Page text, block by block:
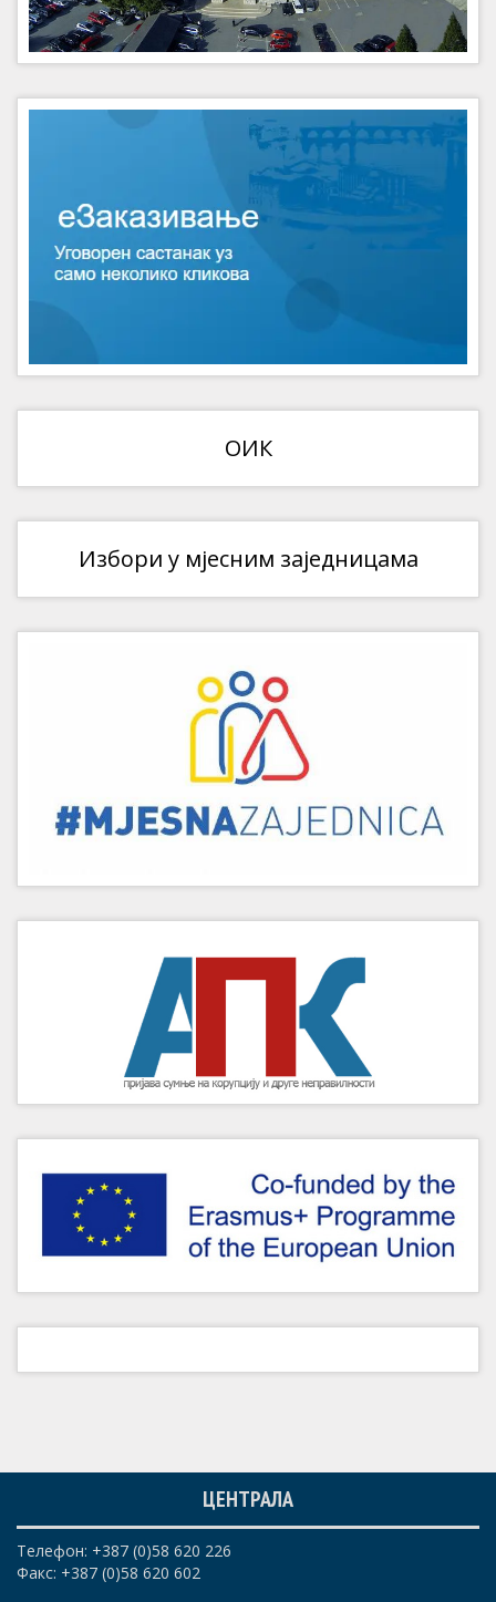
ОИК
Избори у мјесним заједницама
ЦЕНТРАЛА
Телефон: +387 (0)58 620 226
Факс: +387 (0)58 620 602